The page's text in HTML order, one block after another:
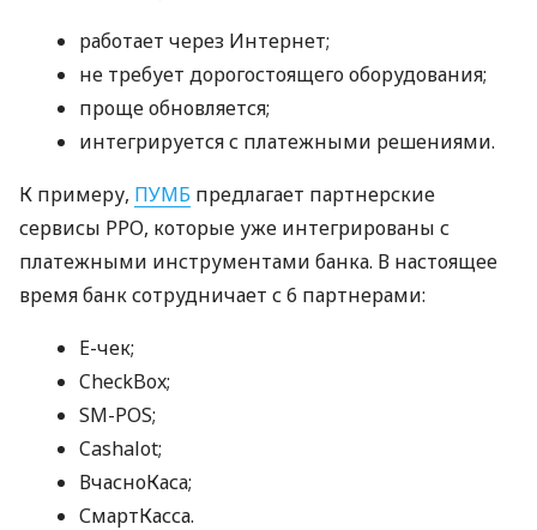
работает через Интернет;
не требует дорогостоящего оборудования;
проще обновляется;
интегрируется с платежными решениями.
К примеру, ПУМБ предлагает партнерские
сервисы РРО, которые уже интегрированы с
платежными инструментами банка. В настоящее
время банк сотрудничает с 6 партнерами:
E-чек;
CheckBox;
SM-POS;
Cashalot;
ВчасноКаса;
СмартКасса.